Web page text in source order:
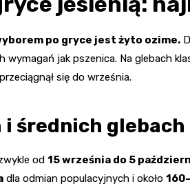
po gryce jest żyto ozime.
wymagań jak pszenica. Na glebach
się do września.
i średnich glebach
od 15 września do 5
dla odmian populacyjnych i około